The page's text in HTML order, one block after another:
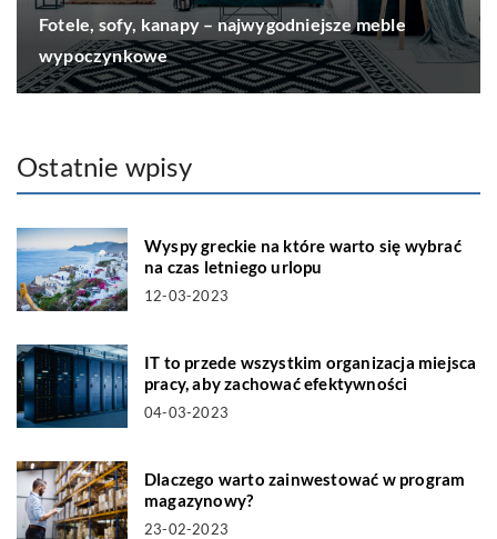
Fotele, sofy, kanapy – najwygodniejsze meble
wypoczynkowe
Ostatnie wpisy
Wyspy greckie na które warto się wybrać
na czas letniego urlopu
12-03-2023
IT to przede wszystkim organizacja miejsca
pracy, aby zachować efektywności
04-03-2023
Dlaczego warto zainwestować w program
magazynowy?
23-02-2023